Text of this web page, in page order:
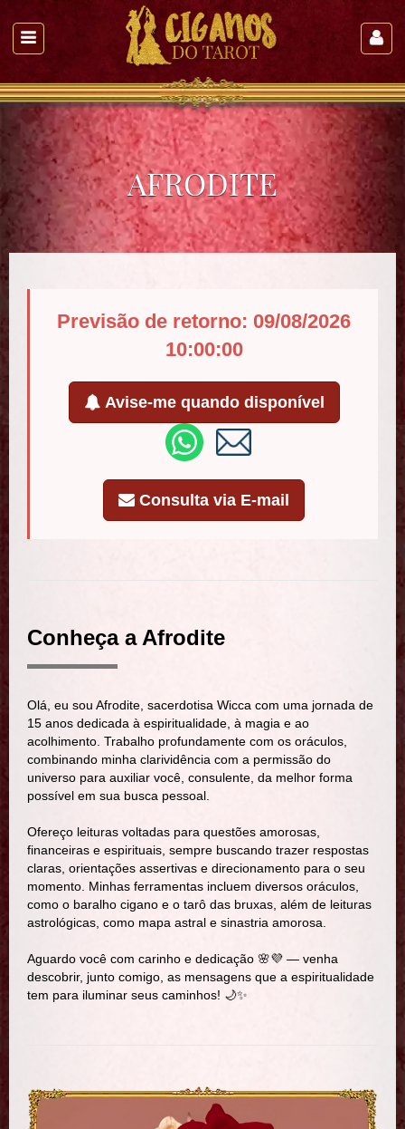
AFRODITE
Previsão de retorno: 09/08/2026
10:00:00
Avise-me quando disponível
Consulta via E-mail
Conheça a Afrodite
Olá, eu sou Afrodite, sacerdotisa Wicca com uma jornada de
15 anos dedicada à espiritualidade, à magia e ao
acolhimento. Trabalho profundamente com os oráculos,
combinando minha clarividência com a permissão do
universo para auxiliar você, consulente, da melhor forma
possível em sua busca pessoal.
Ofereço leituras voltadas para questões amorosas,
financeiras e espirituais, sempre buscando trazer respostas
claras, orientações assertivas e direcionamento para o seu
momento. Minhas ferramentas incluem diversos oráculos,
como o baralho cigano e o tarô das bruxas, além de leituras
astrológicas, como mapa astral e sinastria amorosa.
Aguardo você com carinho e dedicação 🌸💜 — venha
descobrir, junto comigo, as mensagens que a espiritualidade
tem para iluminar seus caminhos! 🌙✨